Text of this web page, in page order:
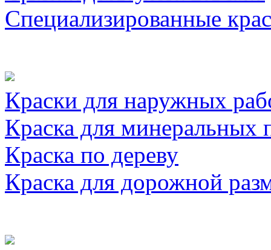
Специализированные
Краски для наружных
Краска для минеральных
Краска по дереву
Краска для дорожной